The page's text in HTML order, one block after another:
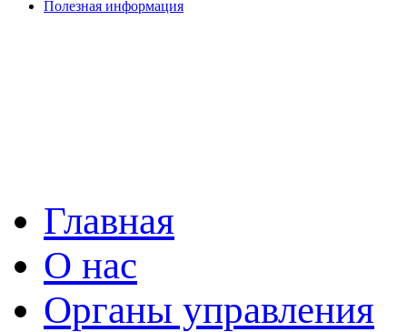
Полезная информация
Главная
О нас
Органы управления